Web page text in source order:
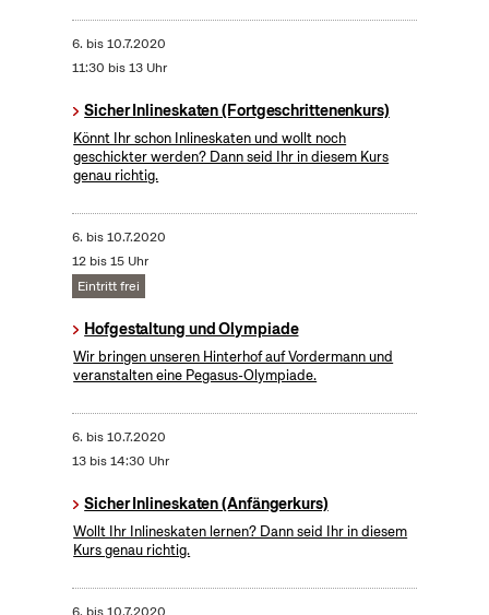
6. bis10.7.2020
11:30 bis 13 Uhr
Sicher Inlineskaten (Fortgeschrittenenkurs)
Könnt Ihr schon Inlineskaten und wollt noch
geschickter werden? Dann seid Ihr in diesem Kurs
genau richtig.
6. bis10.7.2020
12 bis 15 Uhr
Eintritt frei
Hofgestaltung und Olympiade
Wir bringen unseren Hinterhof auf Vordermann und
veranstalten eine Pegasus-Olympiade.
6. bis10.7.2020
13 bis 14:30 Uhr
Sicher Inlineskaten (Anfängerkurs)
Wollt Ihr Inlineskaten lernen? Dann seid Ihr in diesem
Kurs genau richtig.